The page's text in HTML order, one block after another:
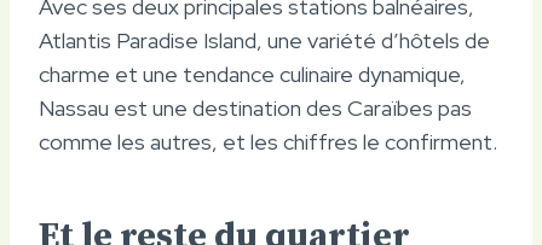
Avec ses deux principales stations balnéaires,
Atlantis Paradise Island, une variété d’hôtels de
charme et une tendance culinaire dynamique,
Nassau est une destination des Caraïbes pas
comme les autres, et les chiffres le confirment.